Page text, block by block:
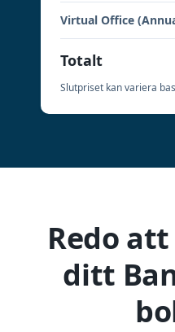
Virtual Office
Totalt
Slutpriset kan variera
Redo
ditt